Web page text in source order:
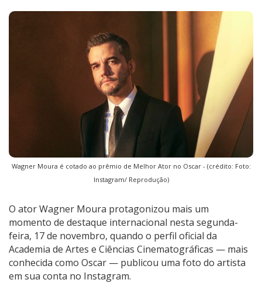
Wagner Moura é cotado ao prêmio de Melhor Ator no Oscar - (crédito: Foto:
Instagram/ Reprodução)
O ator Wagner Moura protagonizou mais um
momento de destaque internacional nesta segunda-
feira, 17 de novembro, quando o perfil oficial da
Academia de Artes e Ciências Cinematográficas — mais
conhecida como Oscar — publicou uma foto do artista
em sua conta no Instagram.